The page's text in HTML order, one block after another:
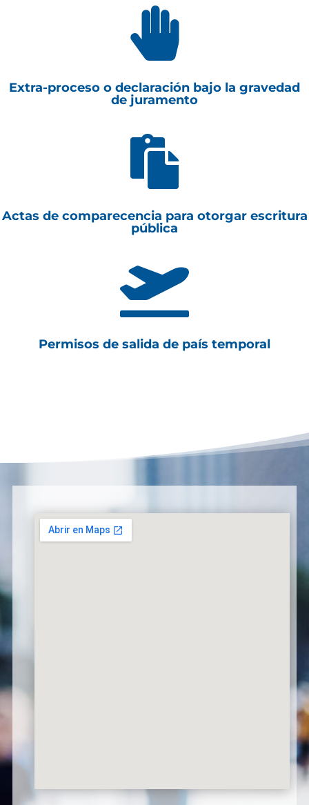

Extra-proceso o declaración bajo la gravedad
de juramento

Actas de comparecencia para otorgar escritura
pública

Permisos de salida de país temporal